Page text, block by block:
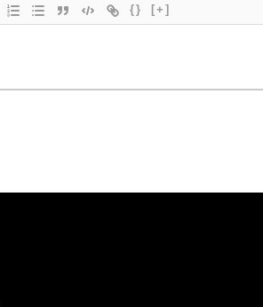
{} [+]